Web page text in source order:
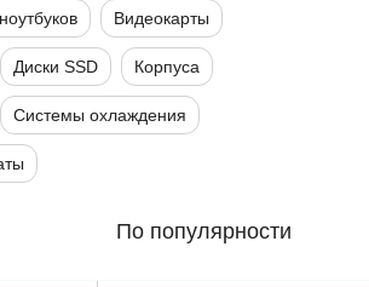
Видеокарты
Диски SSD Корпуса
Системы охлаждения
По популярности